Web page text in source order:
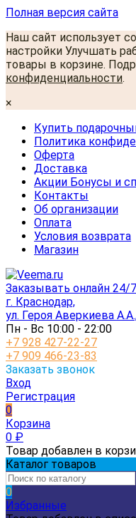
Полная версия сайта
Наш сайт использует
настройки Улучшать
товары в корзине.
конфиденциальности.
×
Купить
Политика
Оферта
Доставка
Акции Бонусы и
Контакты
Об организации
Оплата
Условия возврата
Магазин
Заказывать онлайн 24/7
г. Краснодар,
ул. Героя Аверкиева
Пн - Вс 10:00 - 22:00
+7 928 427-22-27
+7 909 466-23-83
Заказать звонок
Вход
Регистрация
0
Корзина
0 ₽
Товар добавлен в
Каталог товаров
0
Избранные